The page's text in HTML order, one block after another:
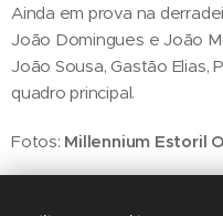
Ainda em prova na
João Domingues e João
João Sousa, Gastão Elias,
quadro principal.
Fotos: Millennium Estoril